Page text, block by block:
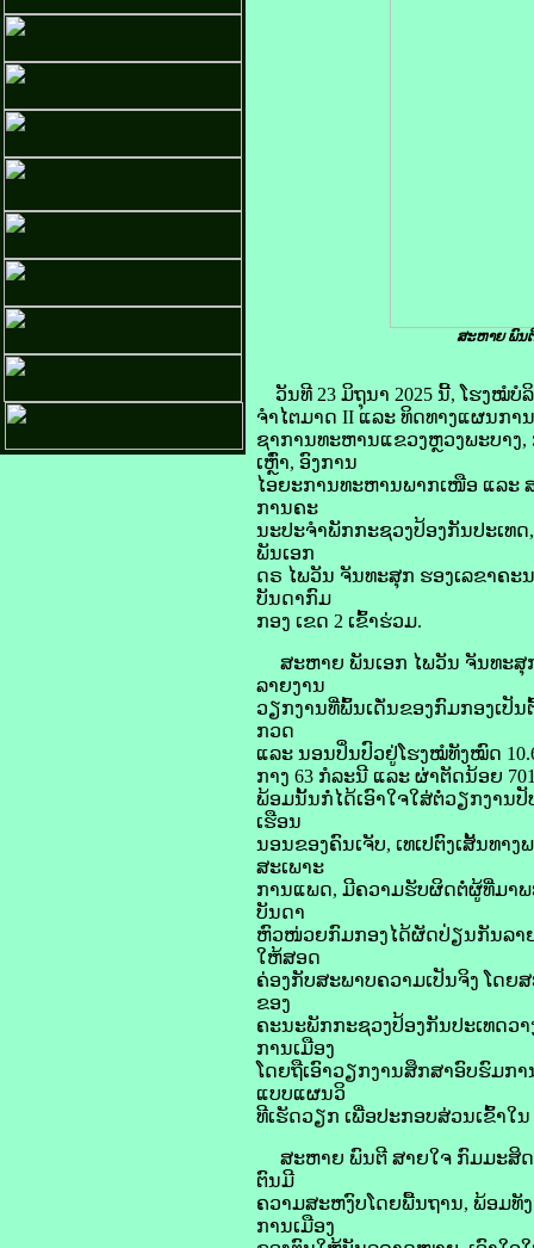
ສະຫາຍ ພົນ
ວັນທີ 23 ມິຖຸນາ 2025 ນີ້, ໂຮງໝໍ
ຈໍາໄຕມາດ II ແລະ ທິດທາງແຜນກາ
ຊາການທະຫານແຂວງຫຼວງພະບາງ,
ເຫຼົ່າ, ອົງການ
ໄອຍະການທະຫານພາກເໜືອ ແລະ
ການຄະ
ນະປະຈໍາພັກກະຊວງປ້ອງກັນປະເທ
ພັນເອກ
ດຣ ໄພວັນ ຈັນທະສຸກ ຮອງເລຂາຄ
ບັນດາກົມ
ກອງ ເຂດ 2 ເຂົ້າຮ່ວມ.
ສະຫາຍ ພັນເອກ ໄພວັນ ຈັນທະສຸ
ລາຍງານ
ວຽກງານທີ່ພົ້ນເດັ່ນຂອງກົມກອງເປັ
ກວດ
ແລະ ນອນປິ່ນປົວຢູ່ໂຮງໝໍທັງໝົດ
ກາງ 63 ກໍລະນີ ແລະ ຜ່າຕັດນ້ອຍ
ພ້ອມນັ້ນກໍ່ໄດ້ເອົາໃຈໃສ່ຕໍ່ວຽກງານ
ເຮືອນ
ນອນຂອງຄົນເຈັບ, ເທເປຕົງເສັ້ນທ
ສະເພາະ
ການແພດ, ມີຄວາມຮັບຜິດຕໍ່ຜູ້ທີ່ມາພ
ບັນດາ
ຫົວໜ່ວຍກົມກອງໄດ້ຜັດປ່ຽນກັນລາ
ໃຫ້ສອດ
ຄ່ອງກັບສະພາບຄວາມເປັນຈິງ ໂດ
ຂອງ
ຄະນະພັກກະຊວງປ້ອງກັນປະເທດວ
ການເມືອງ
ໂດຍຖືເອົາວຽກງານສຶກສາອົບຮົມກ
ແບບແຜນວິ
ທີເຮັດວຽກ ເພື່ອປະກອບສ່ວນເຂົ້າໃ
ສະຫາຍ ພົນຕີ ສາຍໃຈ ກົມມະສິດ
ຕົນມີ
ຄວາມສະຫງົບໂດຍພື້ນຖານ, ພ້ອມ
ການເມືອງ